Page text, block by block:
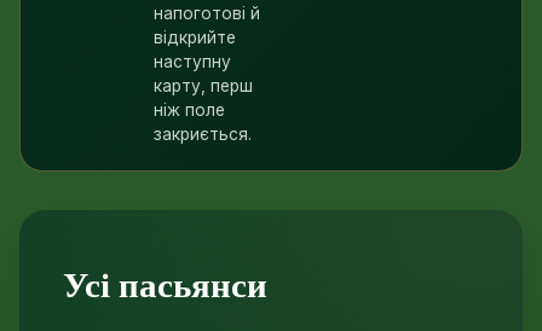
напоготові й
відкрийте
наступну
карту, перш
ніж поле
закриється.
Усі пасьянси